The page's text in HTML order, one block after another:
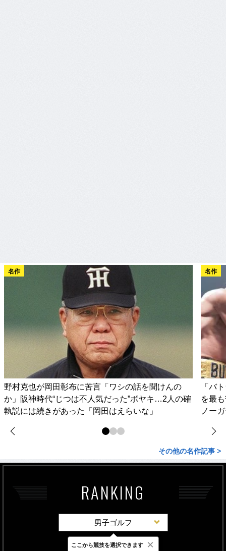
名作
野村克也が岡田彰布に苦言「ワシの話を聞けんの
か」阪神時代“じつは不人気だった”ボヤキ…2人の確
執説には続きがあった「岡田はえらいな」
名作
「バ
を最
ノー
その他の名作記事 >
RANKING
男子ゴルフ
最新 24時間 週間
ここから競技を選択できます ×